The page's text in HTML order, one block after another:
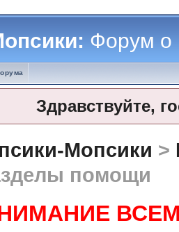
Форум о
Здравствуйте,
Мопсики >
помощи